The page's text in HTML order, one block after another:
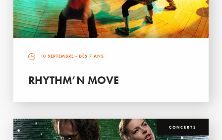
10 SEPTEMBRE - DÈS 7 ANS
RHYTHM’N MOVE
CONCERTS